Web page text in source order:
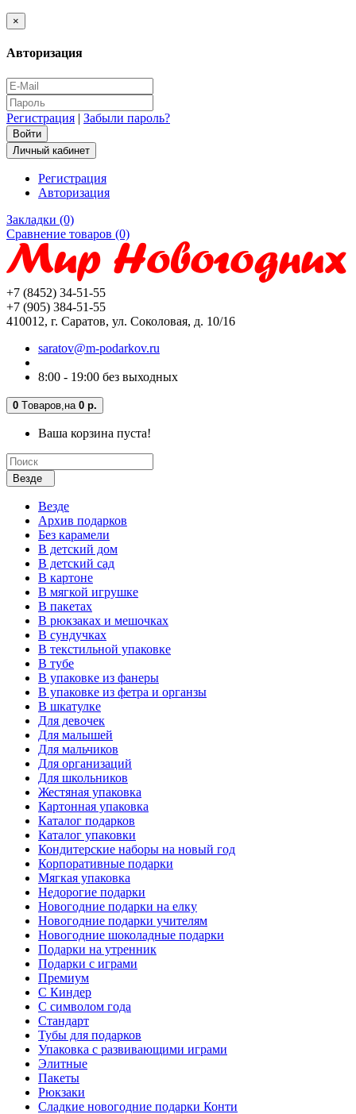
×
Авторизация
Регистрация | Забыли пароль?
Личный кабинет
Регистрация
Авторизация
Закладки (0)
Сравнение товаров (0)
+7 (8452) 34-51-55
+7 (905) 384-51-55
410012, г. Саратов, ул. Соколовая, д. 10/16
saratov@m-podarkov.ru
8:00 - 19:00 без выходных
0 Tоваров, на 0 р.
Ваша корзина пуста!
Везде
Везде
Архив подарков
Без карамели
В детский дом
В детский сад
В картоне
В мягкой игрушке
В пакетах
В рюкзаках и мешочках
В сундучках
В текстильной упаковке
В тубе
В упаковке из фанеры
В упаковке из фетра и органзы
В шкатулке
Для девочек
Для малышей
Для мальчиков
Для организаций
Для школьников
Жестяная упаковка
Картонная упаковка
Каталог подарков
Каталог упаковки
Кондитерские наборы на новый год
Корпоративные подарки
Мягкая упаковка
Недорогие подарки
Новогодние подарки на елку
Новогодние подарки учителям
Новогодние шоколадные подарки
Подарки на утренник
Подарки с играми
Премиум
С Киндер
С символом года
Стандарт
Тубы для подарков
Упаковка с развивающими играми
Элитные
Пакеты
Рюкзаки
Сладкие новогодние подарки Конти